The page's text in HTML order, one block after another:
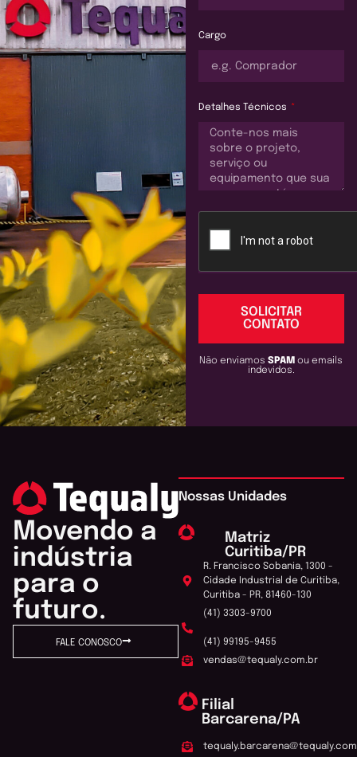
Cargo
Detalhes Técnicos
SOLICITAR
CONTATO
Não enviamosSPAMou emails
indevidos.
Movendo a
indústria
para o
futuro.
FALE CONOSCO
Nossas Unidades
Matriz
Curitiba/PR
R. Francisco Sobania, 1300 -
Cidade Industrial de Curitiba,
Curitiba - PR, 81460-130
(41) 3303-9700
(41) 99195-9455
vendas@tequaly.com.br
Filial
Barcarena/PA